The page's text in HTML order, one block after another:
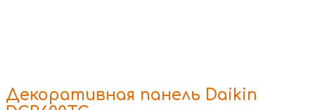
Декоративная панель Daikin